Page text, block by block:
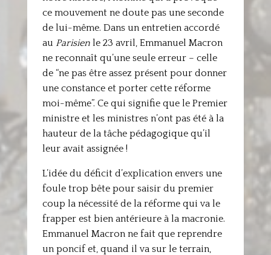
ce mouvement ne doute pas une seconde
de lui-même. Dans un entretien accordé
au Parisien le 23 avril, Emmanuel Macron
ne reconnaît qu’une seule erreur – celle
de “ne pas être assez présent pour donner
une constance et porter cette réforme
moi-même”. Ce qui signifie que le Premier
ministre et les ministres n’ont pas été à la
hauteur de la tâche pédagogique qu’il
leur avait assignée !
L’idée du déficit d’explication envers une
foule trop bête pour saisir du premier
coup la nécessité de la réforme qui va le
frapper est bien antérieure à la macronie.
Emmanuel Macron ne fait que reprendre
un poncif et, quand il va sur le terrain,